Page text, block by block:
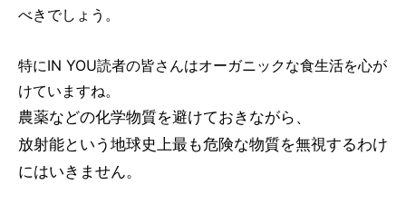
べきでしょう。
特にIN YOU読者の皆さんはオーガニックな食生活を心が
けていますね。
農薬などの化学物質を避けておきながら、
放射能という地球史上最も危険な物質を無視するわけ
にはいきません。